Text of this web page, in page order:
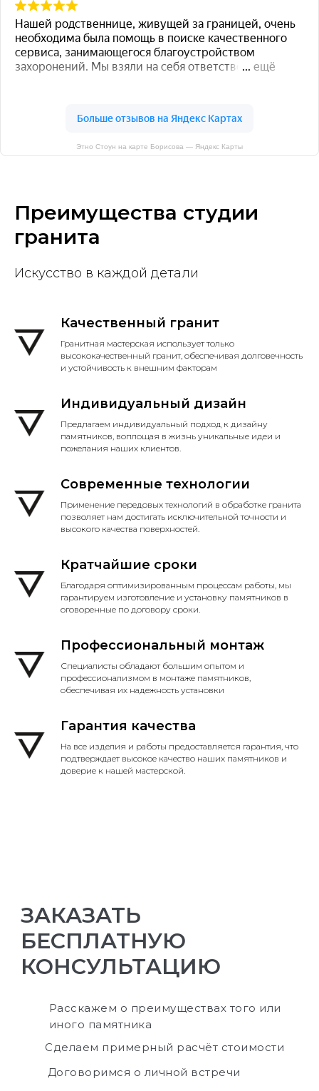
Этно Стоун на карте Борисова — Яндекс Карты
Преимущества студии
гранита
Искусство в каждой детали
Качественный гранит
Гранитная мастерская использует только
высококачественный гранит, обеспечивая долговечность
и устойчивость к внешним факторам
Индивидуальный дизайн
Предлагаем индивидуальный подход к дизайну
памятников, воплощая в жизнь уникальные идеи и
пожелания наших клиентов.
Современные технологии
Применение передовых технологий в обработке гранита
позволяет нам достигать исключительной точности и
высокого качества поверхностей.
Кратчайшие сроки
Благодаря оптимизированным процессам работы, мы
гарантируем изготовление и установку памятников в
оговоренные по договору сроки.
Профессиональный монтаж
Специалисты обладают большим опытом и
профессионализмом в монтаже памятников,
обеспечивая их надежность установки
Гарантия качества
На все изделия и работы предоставляется гарантия, что
подтверждает высокое качество наших памятников и
доверие к нашей мастерской.
ЗАКАЗАТЬ
БЕСПЛАТНУЮ
КОНСУЛЬТАЦИЮ
Расскажем о преимуществах того или
иного памятника
Сделаем примерный расчёт стоимости
Договоримся о личной встречи